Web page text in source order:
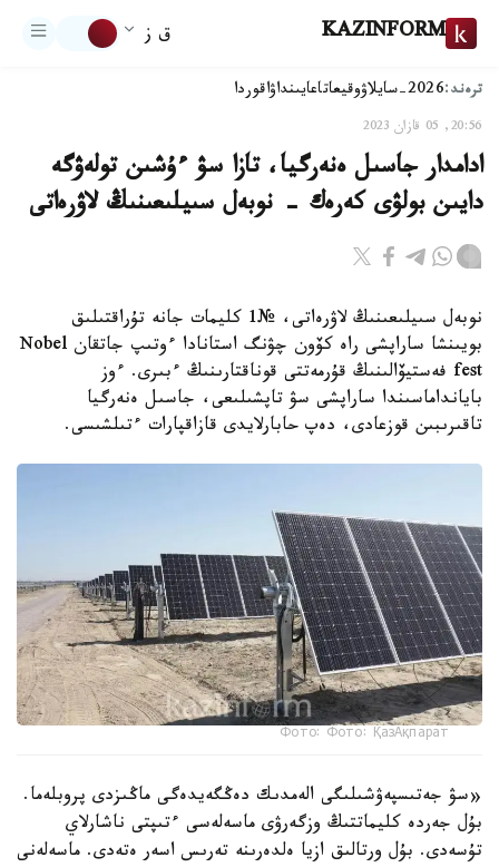
KAZINFORM ق ز
ترەند:2026-سايلاۋ وقيعاتاعايىنداۋاقوردا
20:56, 05 قازان 2023
ادامدار جاسىل ەنەرگيا، تازا سۋ ءۇشىن تولەۋگە
دايىن بولۋى كەرەك - نوبەل سىيلىعىنىڭ لاۋرەاتى
نوبەل سىيلىعىنىڭ لاۋرەاتى، №1 كليمات جانە تۇراقتىلىق
بويىنشا ساراپشى راە كۆون چۋنگ استانادا ءوتىپ جاتقان Nobel
fest فەستيۆالىنىڭ قۇرمەتتى قوناقتارىنىڭ ءبىرى. ءوز
بايانداماسىندا ساراپشى سۋ تاپشىلىعى، جاسىل ەنەرگيا
تاقىرىبىن قوزعادى، دەپ حابارلايدى قازاقپارات ءتىلشىسى.
Фото: Фото: ҚазАқпарат
«سۋ جەتىسپەۋشىلىگى الەمدىك دەڭگەيدەگى ماڭىزدى پروبلەما.
بۇل جەردە كليماتتىڭ وزگەرۋى ماسەلەسى ءتىپتى ناشارلاي
تۇسەدى. بۇل ورتالىق ازيا ەلدەرىنە تەرىس اسەر ەتەدى. ماسەلەنى